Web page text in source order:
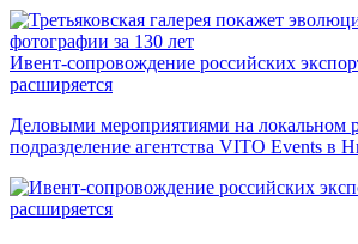
Ивент-сопровождение российских
расширяется
Деловыми мероприятиями на локальном
подразделение агентства VITO Events в